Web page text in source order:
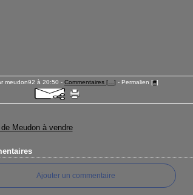
meudon92 à 20:50 - Commentaires [ ] - Permalien [#]
Meudon à vendre
Ajouter un commentaire